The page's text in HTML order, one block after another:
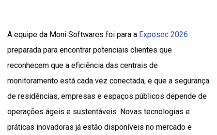
A equipe da Moni Softwares foi para a Exposec 2026
preparada para encontrar potenciais clientes que
reconhecem que a eficiência das centrais de
monitoramento está cada vez conectada, e que a segurança
de residências, empresas e espaços públicos depende de
operações ágeis e sustentáveis. Novas tecnologias e
práticas inovadoras já estão disponíveis no mercado e